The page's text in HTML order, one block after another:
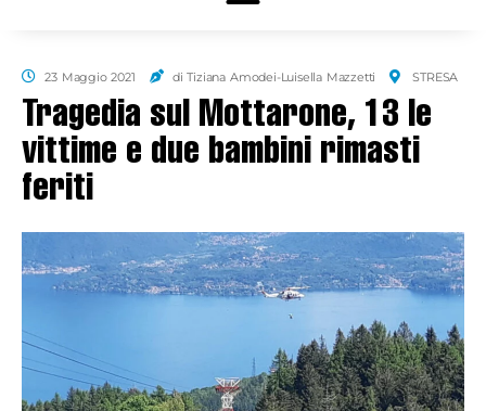
23 Maggio 2021 di Tiziana Amodei-Luisella Mazzetti STRESA
Tragedia sul Mottarone, 13 le
vittime e due bambini rimasti
feriti